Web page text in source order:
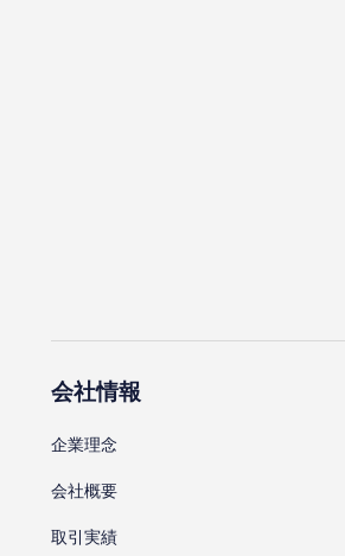
会社情報
企業理念
会社概要
取引実績